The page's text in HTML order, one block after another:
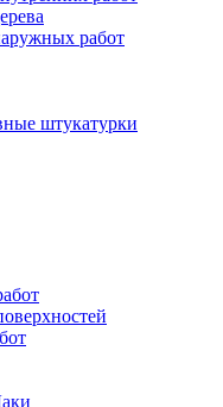
работ
штукатурки